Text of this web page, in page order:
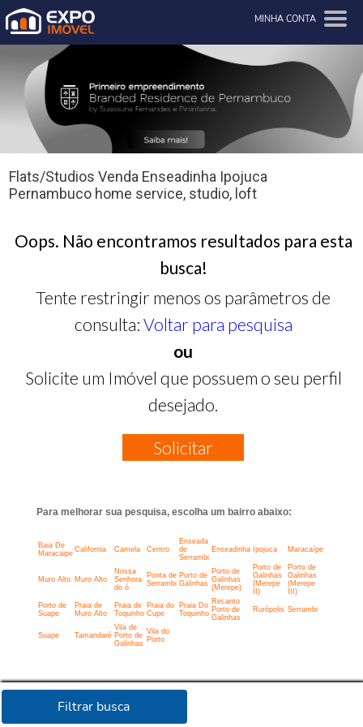
MINHA CONTA
Filtrar busca
Flats/Studios Venda Enseadinha Ipojuca
Pernambuco home service, studio, loft
Oops. Não encontramos resultados para esta
busca!
Tente restringir menos os parâmetros de
consulta: Voltar para pesquisa
ou
Solicite um Imóvel que possuem o seu perfil
desejado.
Solicitar
Para melhorar sua pesquisa, escolha um bairro abaixo:
Baia De
Maracaipe California Camela Centro
Enseada
de
Serrambi
Enseadinha Ipojuca Maracaípe
Muro Alto Muro Alto
Nossa
Senhora
do ó
Ponta de
Serrambi
Porto de
Galinhas
Porto de
Galinhas
(Merepe)
Porto de
Galinhas
(Merepe
II)
Porto de
Galinhas
(Merepe
III)
Porto de
Suape
Praia de
Muro Alto
Praia de
Toquinho
Praia do
Cupe
Praia Do
Toquinho
Recanto
Porto de
Galinhas
Rurópolis Serrambi
Suape Tamandaré
Vila de
Porto de
Galinhas
Vila do
Porto